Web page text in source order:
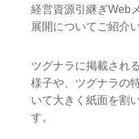
経営資源引継ぎWeb
展開についてご紹介
ツグナラに掲載され
様子や、ツグナラの
いて大きく紙面を割
す。